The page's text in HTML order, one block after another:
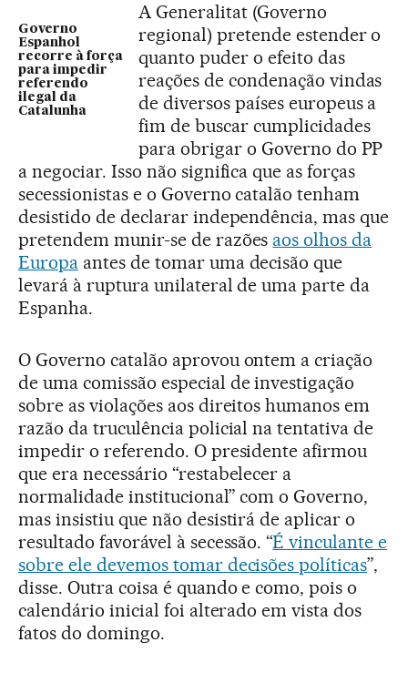
Governo
Espanhol
recorre à força
para impedir
referendo
ilegal da
Catalunha
A Generalitat (Governo
regional) pretende estender o
quanto puder o efeito das
reações de condenação vindas
de diversos países europeus a
fim de buscar cumplicidades
para obrigar o Governo do PP
a negociar. Isso não significa que as forças
secessionistas e o Governo catalão tenham
desistido de declarar independência, mas que
pretendem munir-se de razões aos olhos da
Europaantes de tomar uma decisão que
levará à ruptura unilateral de uma parte da
Espanha.
O Governo catalão aprovou ontem a criação
de uma comissão especial de investigação
sobre as violações aos direitos humanos em
razão da truculência policial na tentativa de
impedir o referendo. O presidente afirmou
que era necessário “restabelecer a
normalidade institucional” com o Governo,
mas insistiu que não desistirá de aplicar o
resultado favorável à secessão. “É vinculante e
sobre ele devemos tomar decisões políticas”,
disse. Outra coisa é quando e como, pois o
calendário inicial foi alterado em vista dos
fatos do domingo.